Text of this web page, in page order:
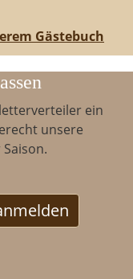
Gästebuch
ein
unsere